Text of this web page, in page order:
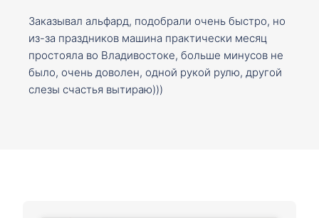
Заказывал альфард, подобрали очень быстро, но
из-за праздников машина практически месяц
простояла во Владивостоке, больше минусов не
было, очень доволен, одной рукой рулю, другой
слезы счастья вытираю)))